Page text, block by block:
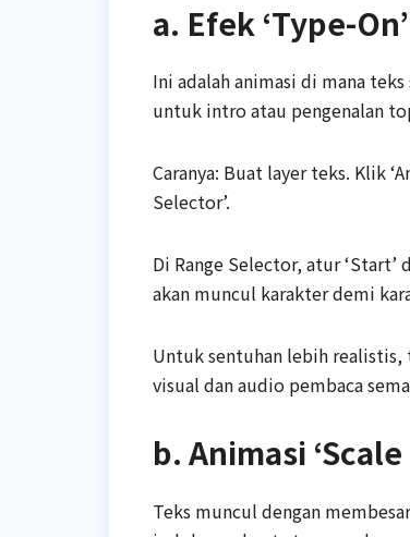
a. Efek ‘Type-
Ini adalah animasi di mana
untuk intro atau pengenalan
Caranya: Buat layer teks. Klik
Selector’.
Di Range Selector, atur
akan muncul karakter demi
Untuk sentuhan lebih realistis,
visual dan audio pembaca
b. Animasi ‘Scale
Teks muncul dengan